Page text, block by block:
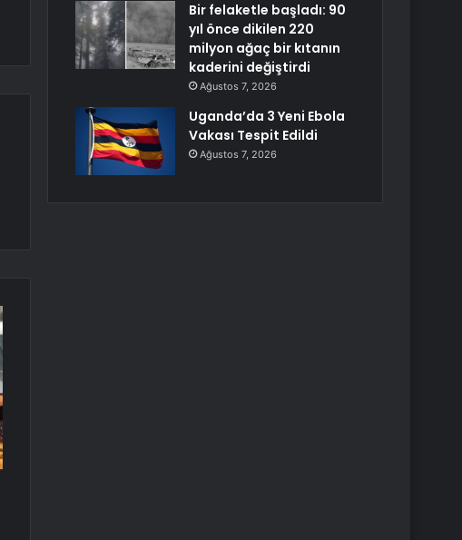
Bir felaketle başladı: 90
yıl önce dikilen 220
milyon ağaç bir kıtanın
kaderini değiştirdi
Ağustos 7, 2026
Uganda’da 3 Yeni Ebola
Vakası Tespit Edildi
Ağustos 7, 2026